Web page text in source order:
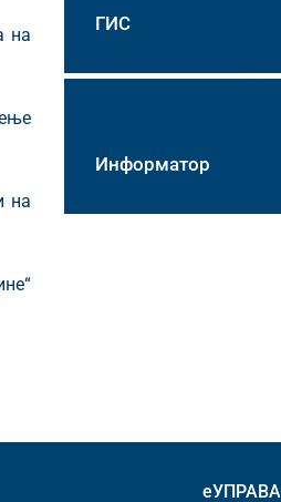
на
на
ГИС
Информатор
еУПРАВА